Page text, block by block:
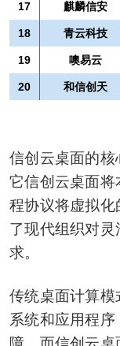
17 麒麟信安
18 青云科技
19 噢易云
20 和信创天
信创云桌面的核
它信创云桌面
程协议将虚拟化
了现代组织对
求。
传统桌面计算
系统和应用程